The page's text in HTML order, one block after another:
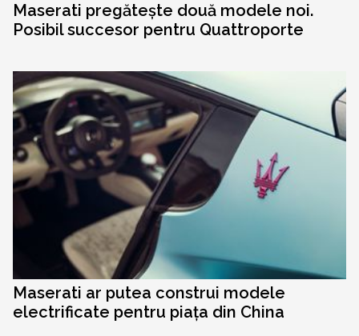
Maserati pregătește două modele noi.
Posibil succesor pentru Quattroporte
Maserati ar putea construi modele
electrificate pentru piața din China